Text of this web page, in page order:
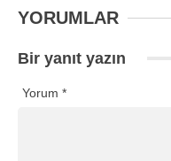
YORUMLAR
Bir yanıt yazın
Yorum *